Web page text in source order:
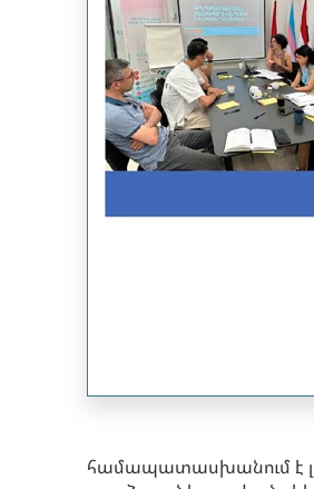
համապատասխանում է